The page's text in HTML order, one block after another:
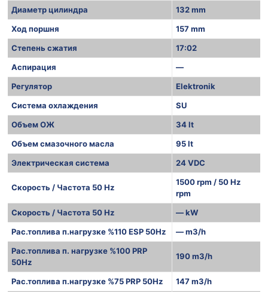
Диаметр цилиндра
132 mm
Ход поршня
157 mm
Степень сжатия
17:02
Аспирация
—
Регулятор
Elektronik
Система охлаждения
SU
Объем ОЖ
34 lt
Объем смазочного масла
95 lt
Электрическая система
24 VDC
Скорость / Частота 50 Hz
1500 rpm / 50 Hz
rpm
Скорость / Частота 50 Hz
— kW
Рас.топлива п.нагрузке %110 ESP 50Hz
— m3/h
Рас.топлива п. нагрузке %100 PRP
50Hz
190 m3/h
Рас.топлива п.нагрузке %75 PRP 50Hz
147 m3/h